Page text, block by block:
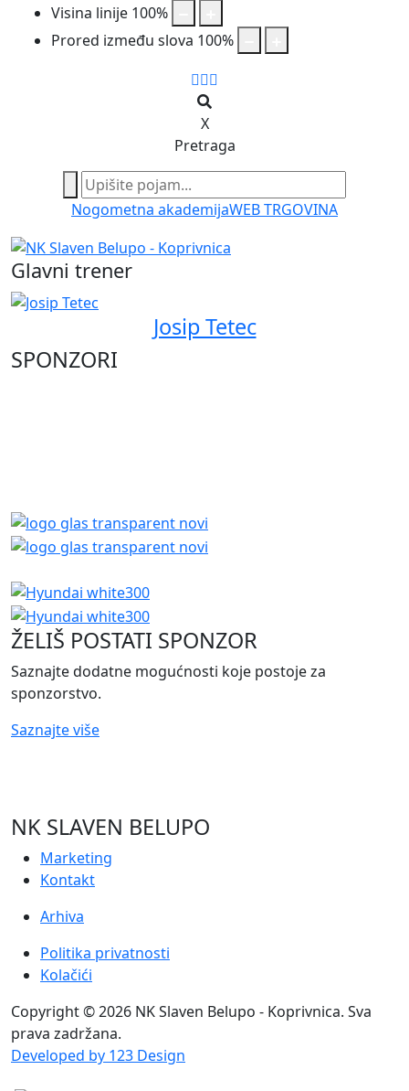
Visina linije 100%
Prored između slova 100%
X
Pretraga
Nogometna akademijaWEB TRGOVINA
Glavni trener
Josip Tetec
SPONZORI
ŽELIŠ POSTATI SPONZOR
Saznajte dodatne mogućnosti koje postoje za
sponzorstvo.
Saznajte više
NK SLAVEN BELUPO
Marketing
Kontakt
Arhiva
Politika privatnosti
Kolačići
Copyright © 2026 NK Slaven Belupo - Koprivnica. Sva
prava zadržana.
Developed by 123 Design